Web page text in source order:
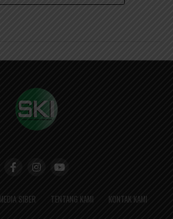
SIBER TENTANG KAMI KONTAK KAMI